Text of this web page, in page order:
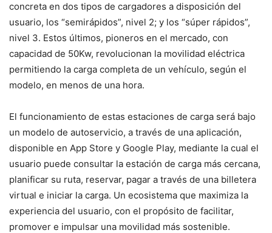
concreta en dos tipos de cargadores a disposición del
usuario, los “semirápidos”, nivel 2; y los “súper rápidos”,
nivel 3. Estos últimos, pioneros en el mercado, con
capacidad de 50Kw, revolucionan la movilidad eléctrica
permitiendo la carga completa de un vehículo, según el
modelo, en menos de una hora.
El funcionamiento de estas estaciones de carga será bajo
un modelo de autoservicio, a través de una aplicación,
disponible en App Store y Google Play, mediante la cual el
usuario puede consultar la estación de carga más cercana,
planificar su ruta, reservar, pagar a través de una billetera
virtual e iniciar la carga. Un ecosistema que maximiza la
experiencia del usuario, con el propósito de facilitar,
promover e impulsar una movilidad más sostenible.